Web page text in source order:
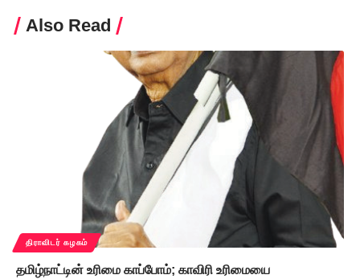
Also Read
திராவிடர் கழகம்
தமிழ்நாட்டின் உரிமை காப்போம்; காவிரி உரிமையை